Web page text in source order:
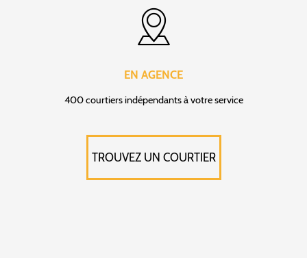
EN AGENCE
400 courtiers indépendants à votre service
TROUVEZ UN COURTIER